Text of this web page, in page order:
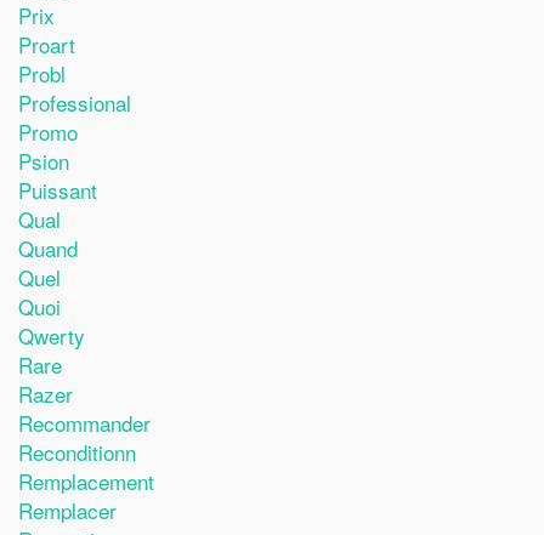
Prix
Proart
Probl
Professional
Promo
Psion
Puissant
Qual
Quand
Quel
Quoi
Qwerty
Rare
Razer
Recommander
Reconditionn
Remplacement
Remplacer